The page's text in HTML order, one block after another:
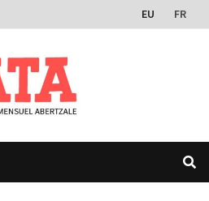
EU FR